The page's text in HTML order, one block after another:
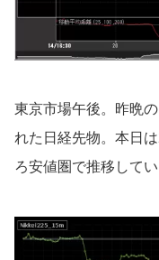
東京市場午後。昨晩
れた日経先物。本日
ろ安値圏で推移してい